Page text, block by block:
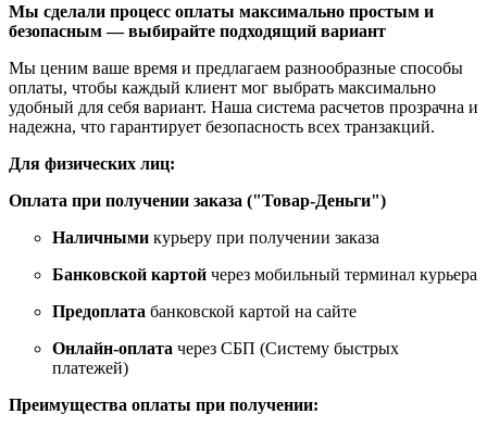
Мы сделали процесс оплаты максимально простым и
безопасным — выбирайте подходящий вариант
Мы ценим ваше время и предлагаем разнообразные способы
оплаты, чтобы каждый клиент мог выбрать максимально
удобный для себя вариант. Наша система расчетов прозрачна и
надежна, что гарантирует безопасность всех транзакций.
Для физических лиц:
Оплата при получении заказа ("Товар-Деньги")
Наличными курьеру при получении заказа
Банковской картой через мобильный терминал курьера
Предоплата банковской картой на сайте
Онлайн-оплата через СБП (Систему быстрых
платежей)
Преимущества оплаты при получении: